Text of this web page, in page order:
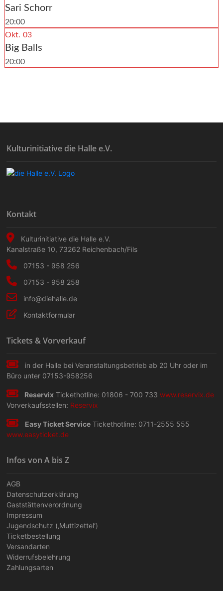
Sari Schorr
20:00
Okt. 03
Big Balls
20:00
Kulturinitiative die Halle e.V.
Kontakt
Kulturinitiative die Halle e.V.
Kanalstraße 10,73262 Reichenbach/Fils
07153 - 958 256
07153 - 958 258
info@diehalle.de
Kontaktformular
Tickets & Vorverkauf
in der Halle bei Veranstaltungs­betrieb ab 20 Uhr oder im
Büro unter 07153-958256
ReservixTickethotline: 01806 - 700 733 www.reservix.de
Vorverkaufsstellen: Reservix
Easy Ticket ServiceTickethotline: 0711-2555 555
www.easyticket.de
Infos von A bis Z
AGB
Datenschutzerklärung
Gaststättenverordnung
Impressum
Jugendschutz (‚Muttizettel‘)
Ticketbestellung
Versandarten
Widerrufsbelehrung
Zahlungsarten